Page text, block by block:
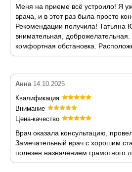
Меня на приеме всё устроило! Я
врача, и в этот раз была просто
Рекомендации получила! Татьяна
внимательная,
комфортная обстановка.
Анна 14.10.2025
Квалификация
Внимание
Цена-качество
Врач оказала консультацию,
Замечательный врач с хорошим
полезен назначением грамотного